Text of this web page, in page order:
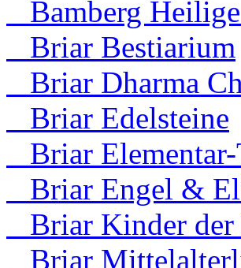
Bamberg
Briar Bestiarium
Briar Dharma
Briar Edelsteine
Briar Elementar-
Briar Engel &
Briar Kinder der
Briar